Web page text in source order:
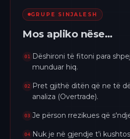
GRUPE SINJALESH
Mos apliko nëse…
01
Dëshironi të fitoni para
munduar hiq.
02
Pret gjithë ditën që ne të
analiza (Overtrade).
03 Je përson rrezikues që
04 Nuk je në gjendje t'i